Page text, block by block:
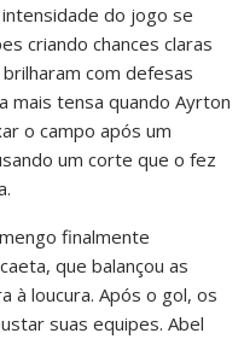
do jogo se
criando chances claras
com defesas
mais tensa quando Ayrton
o campo após um
um corte que o fez
finalmente
que balançou as
à loucura. Após o gol, os
suas equipes. Abel